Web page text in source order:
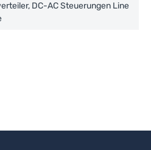
DC-AC Steuerungen Line